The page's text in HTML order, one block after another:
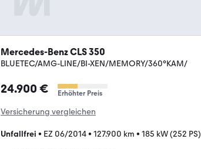
Mercedes-Benz CLS 350
BLUETEC/AMG-LINE/BI-XEN/MEMORY/360°KAM/
24.900 € Erhöhter Preis
Versicherung vergleichen
Unfallfrei • EZ 06/2014• 127.900 km • 185 kW (252 PS)